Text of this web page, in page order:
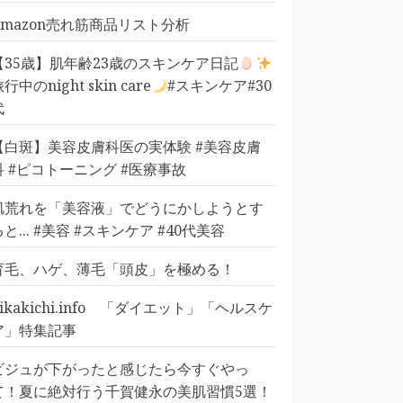
売れ筋商品リスト分析
35歳】肌年齢23歳のスキンケア日記
行中のnight skin care
#スキンケア#30
白斑】美容皮膚科医の実体験 #美容皮膚
#ピコトーニング #医療事故
荒れを「美容液」でどうにかしようとす
と... #美容 #スキンケア #40代美容
毛、ハゲ、薄毛「頭皮」を極める！
「ダイエット」「ヘルスケ
」特集記事
ジュが下がったと感じたら今すぐやっ
！夏に絶対行う千賀健永の美肌習慣5選！